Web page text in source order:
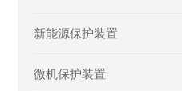
新能源保护装置
微机保护装置